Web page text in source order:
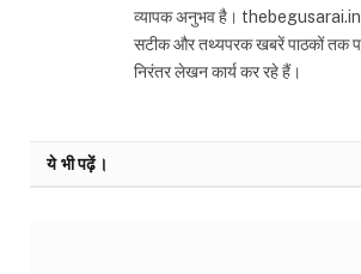
व्यापक अनुभव है।
सटीक और तथ्यपरक खबरें पाठकों तक
निरंतर लेखन कार्य कर रहे हैं।
ये भी पढ़ें।